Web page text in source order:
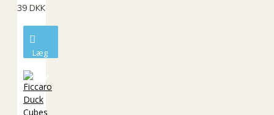
39 DKK
Læg
kurv